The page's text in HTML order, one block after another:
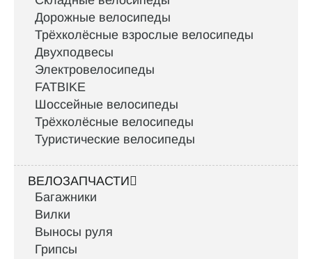
Дорожные велосипеды
Трёхколёсные взрослые велосипеды
Двухподвесы
Электровелосипеды
FATBIKE
Шоссейные велосипеды
Трёхколёсные велосипеды
Туристические велосипеды
ВЕЛОЗАПЧАСТИ
Багажники
Вилки
Выносы руля
Грипсы